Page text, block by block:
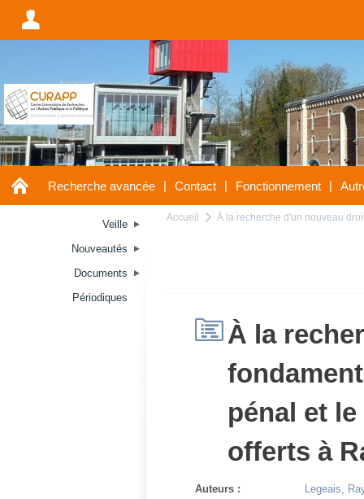
A
A Recherche avancée | Contact | Fonctionnement |
Veille
Nouveautés
Documents
Périodiques
Accueil a À la recherche d'un nouveau
HÀ la
pénal et
offerts à
Auteurs :
Legeais,